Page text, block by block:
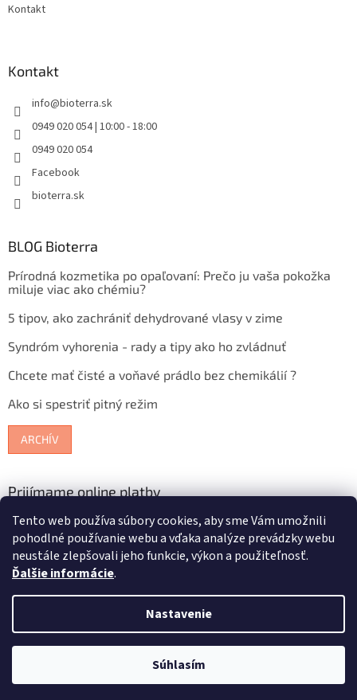
Tento web používa súbory cookies, aby sme Vám umožnili
pohodlné používanie webu a vďaka analýze prevádzky webu
neustále zlepšovali jeho funkcie, výkon a použiteľnosť.
Ďalšie informácie.
Nastavenie
Súhlasím
Kontakt
Kontakt
info@bioterra.sk
0949 020 054 | 10:00 - 18:00
0949 020 054
Facebook
bioterra.sk
BLOG Bioterra
Prírodná kozmetika po opaľovaní: Prečo ju vaša pokožka
miluje viac ako chémiu?
5 tipov, ako zachrániť dehydrované vlasy v zime
Syndróm vyhorenia - rady a tipy ako ho zvládnuť
Chcete mať čisté a voňavé prádlo bez chemikálií ?
Ako si spestriť pitný režim
ARCHÍV
Prijímame online platby
Copyright 2026Bioterra.sk. Všetky práva vyhradené.Upraviť
nastavenie cookies